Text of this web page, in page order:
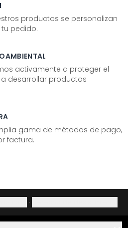
productos se personalizan
pedido.
activamente a proteger el
desarrollar productos
gama de métodos de pago,
factura.
·